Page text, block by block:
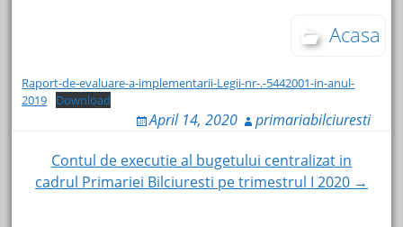
Acasa
Raport-de-evaluare-a-implementarii-Legii-nr-.-5442001-in-anul-
2019
Download
April 14, 2020 primariabilciuresti
Post
Contul de executie al bugetului centralizat in
cadrul Primariei Bilciuresti pe trimestrul I 2020 →